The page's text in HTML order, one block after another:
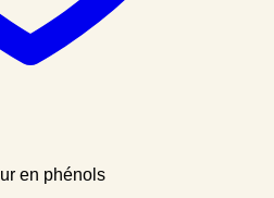
en phénols